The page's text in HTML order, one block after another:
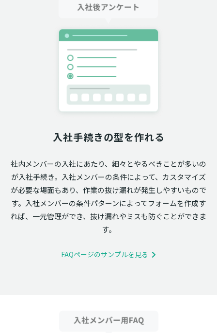
入社手続きの型を作れる
社内メンバーの入社にあたり、細々とやるべきことが多いの
が入社手続き。入社メンバーの条件によって、カスタマイズ
が必要な場面もあり、作業の抜け漏れが発生しやすいもので
す。入社メンバーの条件パターンによってフォームを作成す
れば、一元管理ができ、抜け漏れやミスも防ぐことができま
す。
FAQページのサンプルを見る